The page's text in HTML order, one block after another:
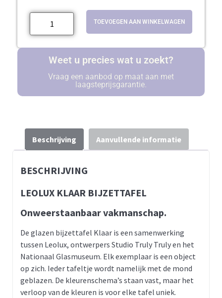
TOEVOEGEN AAN WINKELWAGEN
Weet u precies wat u zoekt?
Vraag een aanbod op maat aan met
laagsteprijsgarantie.
Beschrijving Aanvullende informatie
BESCHRIJVING
LEOLUX KLAAR BIJZETTAFEL
Onweerstaanbaar vakmanschap.
De glazen bijzettafel Klaar is een samenwerking
tussen Leolux, ontwerpers Studio Truly Truly en het
Nationaal Glasmuseum. Elk exemplaar is een object
op zich. Ieder tafeltje wordt namelijk met de mond
geblazen. De kleurenschema’s staan vast, maar het
verloop van de kleuren is voor elke tafel uniek.